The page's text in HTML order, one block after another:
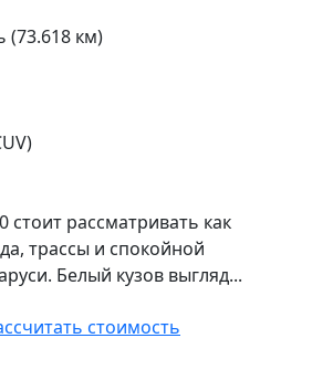
(73.618 км)
стоит рассматривать как
трассы и спокойной
Белый кузов выгляд...
стоимость